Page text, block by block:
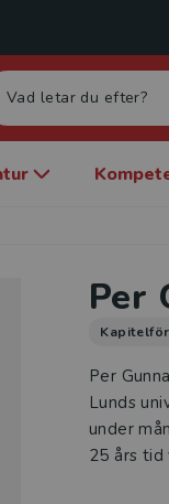
Per
Per
Lunds
under
25 års tid